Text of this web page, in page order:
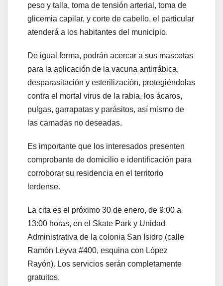
peso y talla, toma de tensión arterial, toma de
glicemia capilar, y corte de cabello, el particular
atenderá a los habitantes del municipio.
De igual forma, podrán acercar a sus mascotas
para la aplicación de la vacuna antirrábica,
desparasitación y esterilización, protegiéndolas
contra el mortal virus de la rabia, los ácaros,
pulgas, garrapatas y parásitos, así mismo de
las camadas no deseadas.
Es importante que los interesados presenten
comprobante de domicilio e identificación para
corroborar su residencia en el territorio
lerdense.
La cita es el próximo 30 de enero, de 9:00 a
13:00 horas, en el Skate Park y Unidad
Administrativa de la colonia San Isidro (calle
Ramón Leyva #400, esquina con López
Rayón). Los servicios serán completamente
gratuitos.